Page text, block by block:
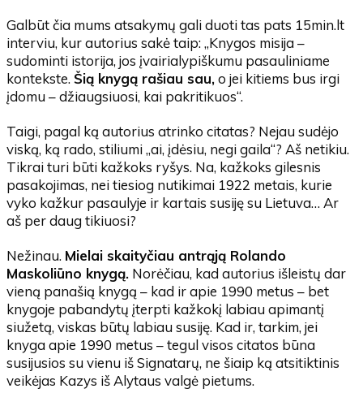
Galbūt čia mums atsakymų gali duoti tas pats 15min.lt
interviu, kur autorius sakė taip: „Knygos misija –
sudominti istorija, jos įvairialypiškumu pasauliniame
kontekste.Šią knygą rašiau sau,o jei kitiems bus irgi
įdomu – džiaugsiuosi, kai pakritikuos“.
Taigi, pagal ką autorius atrinko citatas? Nejau sudėjo
viską, ką rado, stiliumi „ai, įdėsiu, negi gaila“? Aš netikiu.
Tikrai turi būti kažkoks ryšys. Na, kažkoks gilesnis
pasakojimas, nei tiesiog nutikimai 1922 metais, kurie
vyko kažkur pasaulyje ir kartais susiję su Lietuva… Ar
aš per daug tikiuosi?
Nežinau. Mielai skaityčiau antrąją Rolando
Maskoliūno knygą. Norėčiau, kad autorius išleistų dar
vieną panašią knygą – kad ir apie 1990 metus – bet
knygoje pabandytų įterpti kažkokį labiau apimantį
siužetą, viskas būtų labiau susiję. Kad ir, tarkim, jei
knyga apie 1990 metus – tegul visos citatos būna
susijusios su vienu iš Signatarų, ne šiaip ką atsitiktinis
veikėjas Kazys iš Alytaus valgė pietums.